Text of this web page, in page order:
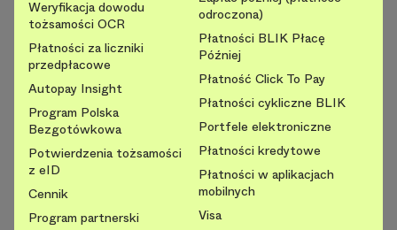
Weryfikacja dowodu
tożsamości OCR
Płatności za liczniki
przedpłacowe
Autopay Insight
Program Polska
Bezgotówkowa
Potwierdzenia tożsamości
z eID
Cennik
Program partnerski
odroczona)
Płatności BLIK Płacę
Później
Płatność Click To Pay
Płatności cykliczne BLIK
Portfele elektroniczne
Płatności kredytowe
Płatności w aplikacjach
mobilnych
Visa